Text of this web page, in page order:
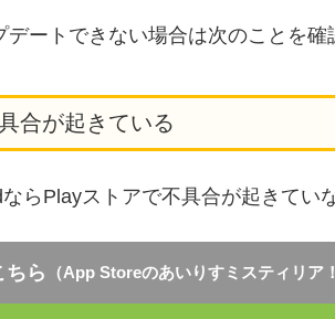
ートできない場合は次のことを確
合が起きている
らPlayストアで不具合が起きてい
ら （App Storeのあいりすミスティリア